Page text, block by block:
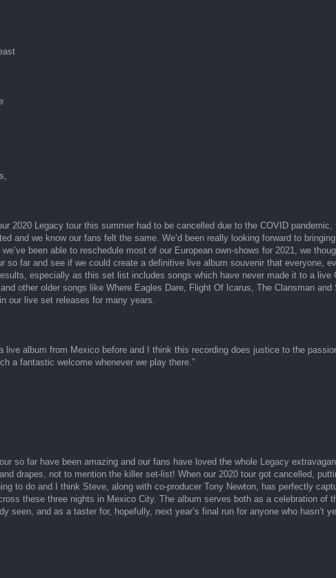
2020 Legacy tour this summer had to be cancelled due to the COVID
and we know our fans felt the same. We’d been really looking forward to
been able to reschedule most of our European own-shows for 2021, we
so far and see if we could create a definitive live album souvenir that everyone,
especially as this set list includes songs which have never made it to a live
other older songs like Where Eagles Dare, Flight Of Icarus, The Clansman
our live set releases for many years.
live album from Mexico before and I think this recording does justice to the
a fantastic welcome whenever we play there.”
so far have been amazing and our fans have loved the whole Legacy
drapes, not to mention the killer set-list! When our 2020 tour got cancelled,
to do and I think Steve, along with co-producer Tony Newton, has perfectly
these three nights in Mexico City. The album serves both as a celebration of
seen, and as a taster for, hopefully, next year’s final run for anyone who hasn’t